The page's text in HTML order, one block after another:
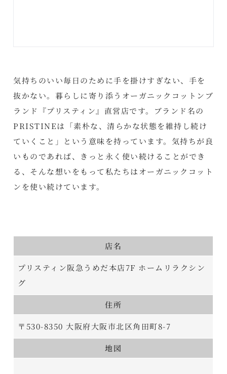
気持ちのいい毎日のために手を掛けすぎない、手を
抜かない。暮らしに寄り添うオーガニックコットンブ
ランド『プリスティン』直営店です。ブランド名の
PRISTINEは「素朴な、清らかな状態を維持し続け
ていくこと」という意味を持っています。気持ちが良
いものであれば、きっと永く使い続けることができ
る、そんな想いをもって私たちはオーガニックコット
ンを使い続けています。
店名
プリスティン阪急うめだ本店7F ホームリラクシン
グ
住所
〒530-8350 大阪府大阪市北区角田町8-7
地図